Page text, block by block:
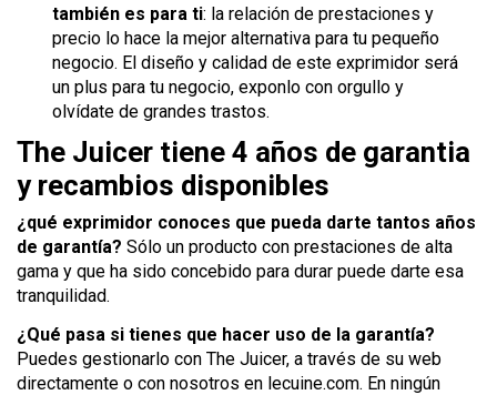
también es para ti: la relación de prestaciones y
precio lo hace la mejor alternativa para tu pequeño
negocio. El diseño y calidad de este exprimidor será
un plus para tu negocio, exponlo con orgullo y
olvídate de grandes trastos.
The Juicer tiene 4 años de garantia
y recambios disponibles
¿qué exprimidor conoces que pueda darte tantos años
de garantía? Sólo un producto con prestaciones de alta
gama y que ha sido concebido para durar puede darte esa
tranquilidad.
¿Qué pasa si tienes que hacer uso de la garantía?
Puedes gestionarlo con The Juicer, a través de su web
directamente o con nosotros en lecuine.com. En ningún